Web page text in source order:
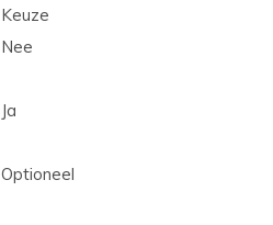
Keuze
Nee
Ja
Optioneel